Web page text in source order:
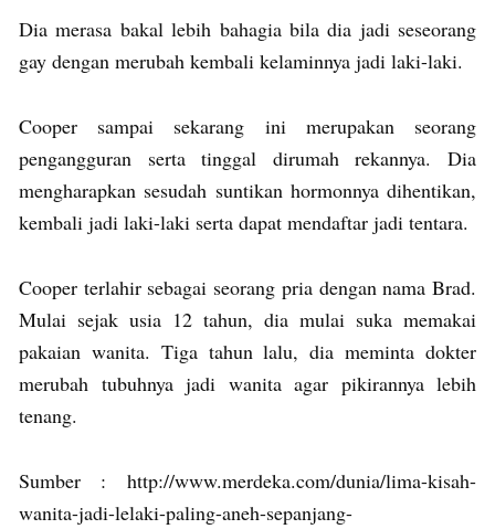
Dia merasa bakal lebih bahagia bila dia jadi seseorang
gay dengan merubah kembali kelaminnya jadi laki-laki.
Cooper sampai sekarang ini merupakan seorang
pengangguran serta tinggal dirumah rekannya. Dia
mengharapkan sesudah suntikan hormonnya dihentikan,
kembali jadi laki-laki serta dapat mendaftar jadi tentara.
Cooper terlahir sebagai seorang pria dengan nama Brad.
Mulai sejak usia 12 tahun, dia mulai suka memakai
pakaian wanita. Tiga tahun lalu, dia meminta dokter
merubah tubuhnya jadi wanita agar pikirannya lebih
tenang.
Sumber : http://www.merdeka.com/dunia/lima-kisah-
wanita-jadi-lelaki-paling-aneh-sepanjang-